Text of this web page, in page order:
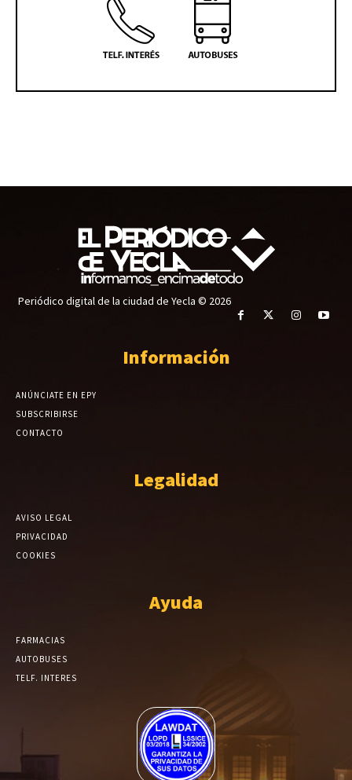
Periódico digital de la ciudad de Yecla © 2026
Información
ANÚNCIATE EN EPY
SUBSCRIBIRSE
CONTACTO
Legalidad
AVISO LEGAL
PRIVACIDAD
COOKIES
Ayuda
FARMACIAS
AUTOBUSES
TELF. INTERES